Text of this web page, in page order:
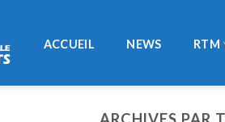
ACCUEIL NEWS RTM